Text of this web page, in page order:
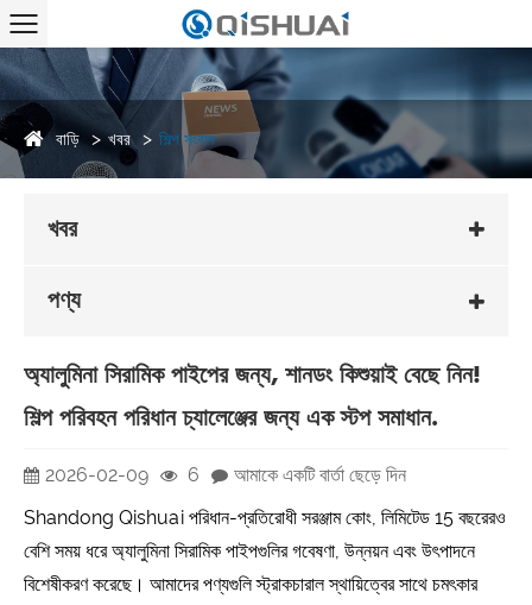
বাড়ি খবর শিল্প সংবাদ
খবর
পণ্য
অ্যালুমিনা সিরামিক পাইপের জন্য, শানডং কিশুয়াই বেছে নিন!
শিল্প পরিবহন পরিধান চ্যালেঞ্জের জন্য এক স্টপ সমাধান.
2026-02-09 6
আমাকে একটি বার্তা ছেড়ে দিন
Shandong Qishuai পরিধান-প্রতিরোধী সরঞ্জাম কোং, লিমিটেড 15 বছরেরও
বেশি সময় ধরে অ্যালুমিনা সিরামিক পাইপগুলির গবেষণা, উন্নয়ন এবং উৎপাদনে
বিশেষীকরণ করেছে। আমাদের পণ্যগুলি স্ট্রাকচারাল স্থায়িত্বের সাথে চমৎকার